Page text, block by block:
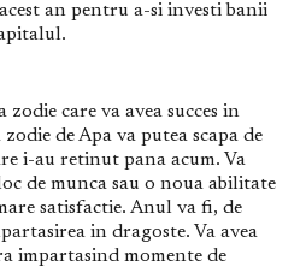
an pentru a-si investi banii
care va avea succes in
de Apa va putea scapa de
i-au retinut pana acum. Va
de munca sau o noua abilitate
satisfactie. Anul va fi, de
in dragoste. Va avea
impartasind momente de